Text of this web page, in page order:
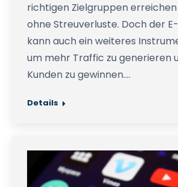
richtigen Zielgruppen erreichen
ohne Streuverluste. Doch der
kann auch ein weiteres
um mehr Traffic zu generieren
Kunden zu gewinnen.…
Details